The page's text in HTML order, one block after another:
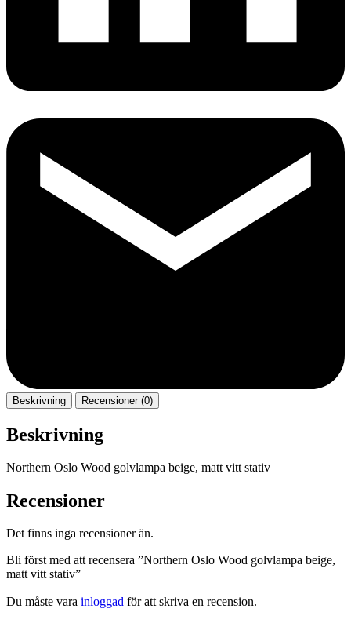
Beskrivning Recensioner (0)
Beskrivning
Northern Oslo Wood golvlampa beige, matt vitt stativ
Recensioner
Det finns inga recensioner än.
Bli först med att recensera ”Northern Oslo Wood golvlampa beige,
matt vitt stativ”
Du måste vara inloggad för att skriva en recension.